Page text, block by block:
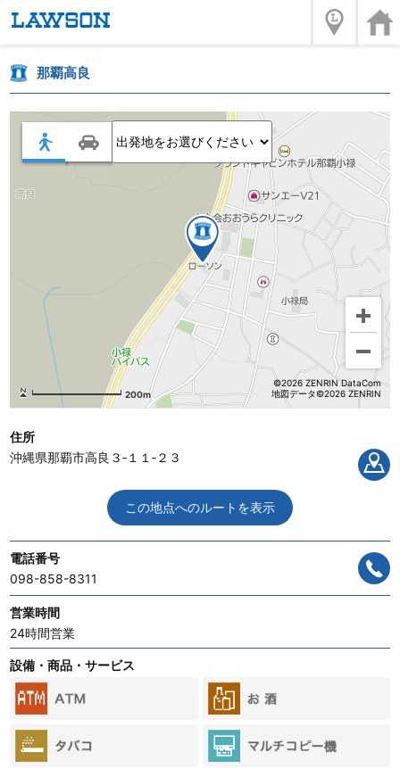
那覇高良
200m
©2026 ZENRIN DataCom
地図データ©2026 ZENRIN
住所
沖縄県那覇市高良３‐１１‐２３
この地点へのルートを表示
電話番号
098-858-8311
営業時間
24時間営業
設備・商品・サービス